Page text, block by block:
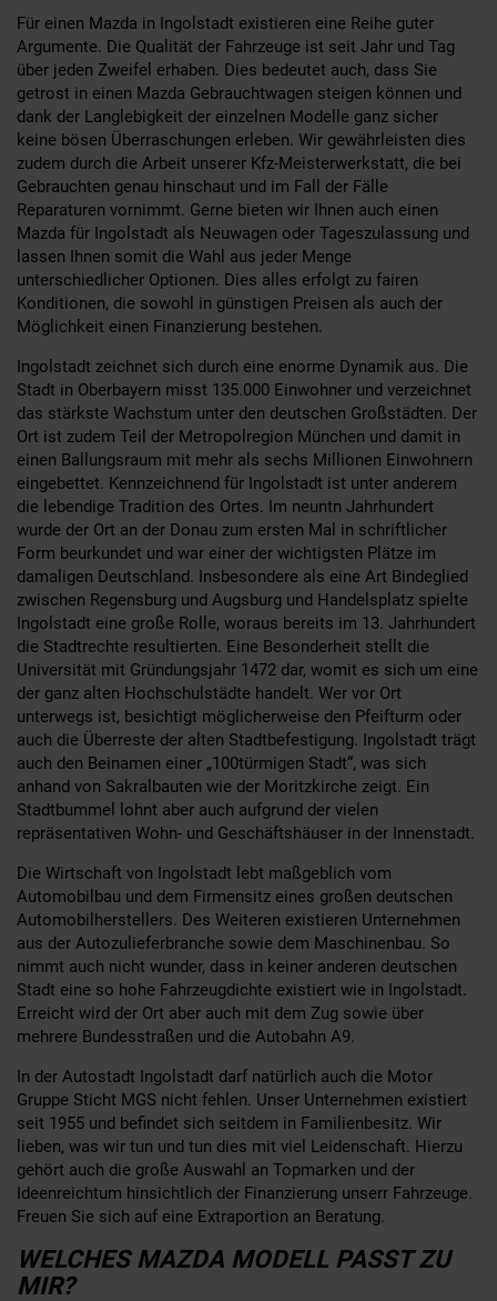
Für einen Mazda in Ingolstadt existieren eine Reihe guter
Argumente. Die Qualität der Fahrzeuge ist seit Jahr und Tag
über jeden Zweifel erhaben. Dies bedeutet auch, dass Sie
getrost in einen Mazda Gebrauchtwagen steigen können und
dank der Langlebigkeit der einzelnen Modelle ganz sicher
keine bösen Überraschungen erleben. Wir gewährleisten dies
zudem durch die Arbeit unserer Kfz-Meisterwerkstatt, die bei
Gebrauchten genau hinschaut und im Fall der Fälle
Reparaturen vornimmt. Gerne bieten wir Ihnen auch einen
Mazda für Ingolstadt als Neuwagen oder Tageszulassung und
lassen Ihnen somit die Wahl aus jeder Menge
unterschiedlicher Optionen. Dies alles erfolgt zu fairen
Konditionen, die sowohl in günstigen Preisen als auch der
Möglichkeit einen Finanzierung bestehen.
Ingolstadt zeichnet sich durch eine enorme Dynamik aus. Die
Stadt in Oberbayern misst 135.000 Einwohner und verzeichnet
das stärkste Wachstum unter den deutschen Großstädten. Der
Ort ist zudem Teil der Metropolregion München und damit in
einen Ballungsraum mit mehr als sechs Millionen Einwohnern
eingebettet. Kennzeichnend für Ingolstadt ist unter anderem
die lebendige Tradition des Ortes. Im neuntn Jahrhundert
wurde der Ort an der Donau zum ersten Mal in schriftlicher
Form beurkundet und war einer der wichtigsten Plätze im
damaligen Deutschland. Insbesondere als eine Art Bindeglied
zwischen Regensburg und Augsburg und Handelsplatz spielte
Ingolstadt eine große Rolle, woraus bereits im 13. Jahrhundert
die Stadtrechte resultierten. Eine Besonderheit stellt die
Universität mit Gründungsjahr 1472 dar, womit es sich um eine
der ganz alten Hochschulstädte handelt. Wer vor Ort
unterwegs ist, besichtigt möglicherweise den Pfeifturm oder
auch die Überreste der alten Stadtbefestigung. Ingolstadt trägt
auch den Beinamen einer „100türmigen Stadt“, was sich
anhand von Sakralbauten wie der Moritzkirche zeigt. Ein
Stadtbummel lohnt aber auch aufgrund der vielen
repräsentativen Wohn- und Geschäftshäuser in der Innenstadt.
Die Wirtschaft von Ingolstadt lebt maßgeblich vom
Automobilbau und dem Firmensitz eines großen deutschen
Automobilherstellers. Des Weiteren existieren Unternehmen
aus der Autozulieferbranche sowie dem Maschinenbau. So
nimmt auch nicht wunder, dass in keiner anderen deutschen
Stadt eine so hohe Fahrzeugdichte existiert wie in Ingolstadt.
Erreicht wird der Ort aber auch mit dem Zug sowie über
mehrere Bundesstraßen und die Autobahn A9.
In der Autostadt Ingolstadt darf natürlich auch die Motor
Gruppe Sticht MGS nicht fehlen. Unser Unternehmen existiert
seit 1955 und befindet sich seitdem in Familienbesitz. Wir
lieben, was wir tun und tun dies mit viel Leidenschaft. Hierzu
gehört auch die große Auswahl an Topmarken und der
Ideenreichtum hinsichtlich der Finanzierung unserr Fahrzeuge.
Freuen Sie sich auf eine Extraportion an Beratung.
WELCHES MAZDA MODELL PASST ZU
MIR?